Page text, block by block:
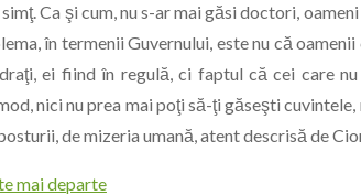
Ca şi cum, nu s-ar mai găsi doctori,
în termenii Guvernului, este nu că
ei fiind în regulă, ci faptul că cei care nu
nici nu prea mai poţi să-ţi găseşti
de mizeria umană, atent descrisă de
mai departe